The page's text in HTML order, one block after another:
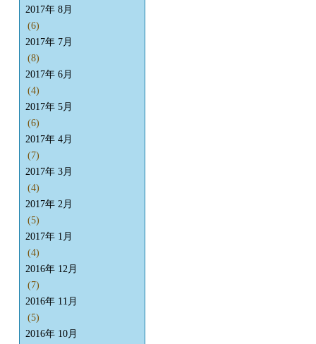
2017年 8月
(6)
2017年 7月
(8)
2017年 6月
(4)
2017年 5月
(6)
2017年 4月
(7)
2017年 3月
(4)
2017年 2月
(5)
2017年 1月
(4)
2016年 12月
(7)
2016年 11月
(5)
2016年 10月